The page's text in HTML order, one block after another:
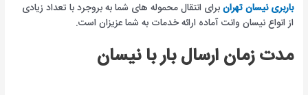
باربری نیسان تهرانبرای انتقال محموله های شما به بروجرد با تعداد زیادی
از انواع نیسان وانت آماده ارائه خدمات به شما عزیزان است.
مدت زمان ارسال بار با نیسان